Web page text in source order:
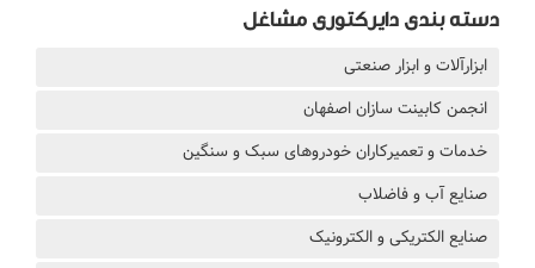
دسته بندی دایرکتوری مشاغل
ابزارآلات و ابزار صنعتی
انجمن کابینت سازان اصفهان
خدمات و تعمیرکاران خودروهای سبک و سنگین
صنایع آب و فاضلاب
صنایع الکتریکی و الکترونیک